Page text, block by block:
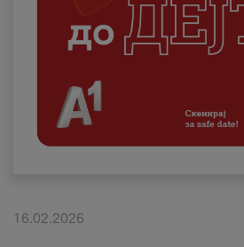
Деловни
Поддршка
Надополни кредит
Плати сметка
#ПодобарОнлајн
16.02.2026